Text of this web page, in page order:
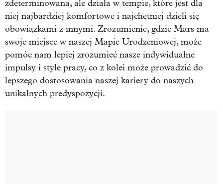
zdeterminowana, ale działa w tempie, które jest dla
niej najbardziej komfortowe i najchętniej dzieli się
obowiązkami z innymi. Zrozumienie, gdzie Mars ma
swoje miejsce w naszej Mapie Urodzeniowej, może
pomóc nam lepiej zrozumieć nasze indywidualne
impulsy i style pracy, co z kolei może prowadzić do
lepszego dostosowania naszej kariery do naszych
unikalnych predyspozycji.